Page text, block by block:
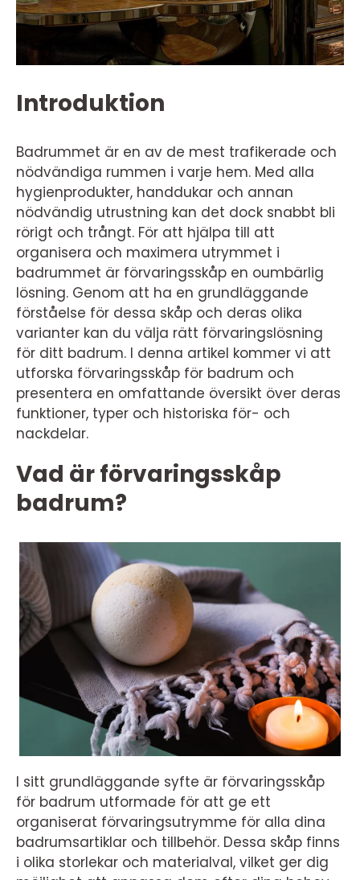
Introduktion
Badrummet är en av de mest trafikerade och
nödvändiga rummen i varje hem. Med alla
hygienprodukter, handdukar och annan
nödvändig utrustning kan det dock snabbt bli
rörigt och trångt. För att hjälpa till att
organisera och maximera utrymmet i
badrummet är förvaringsskåp en oumbärlig
lösning. Genom att ha en grundläggande
förståelse för dessa skåp och deras olika
varianter kan du välja rätt förvaringslösning
för ditt badrum. I denna artikel kommer vi att
utforska förvaringsskåp för badrum och
presentera en omfattande översikt över deras
funktioner, typer och historiska för- och
nackdelar.
Vad är förvaringsskåp
badrum?
I sitt grundläggande syfte är förvaringsskåp
för badrum utformade för att ge ett
organiserat förvaringsutrymme för alla dina
badrumsartiklar och tillbehör. Dessa skåp finns
i olika storlekar och materialval, vilket ger dig